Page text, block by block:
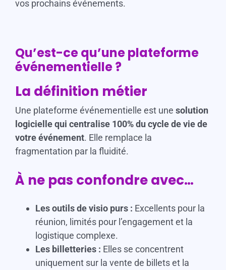
vos prochains événements.
Qu’est-ce qu’une plateforme
événementielle ?
La définition métier
Une plateforme événementielle est une solution
logicielle qui centralise 100% du cycle de vie de
votre événement. Elle remplace la
fragmentation par la fluidité.
À ne pas confondre avec…
Les outils de visio purs : Excellents pour la
réunion, limités pour l’engagement et la
logistique complexe.
Les billetteries : Elles se concentrent
uniquement sur la vente de billets et la